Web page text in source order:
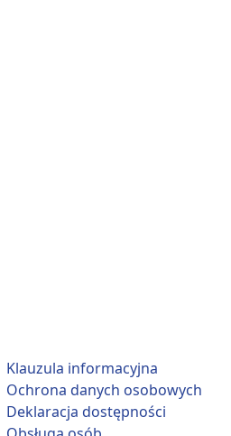
Klauzula informacyjna
Ochrona danych osobowych
Deklaracja dostępności